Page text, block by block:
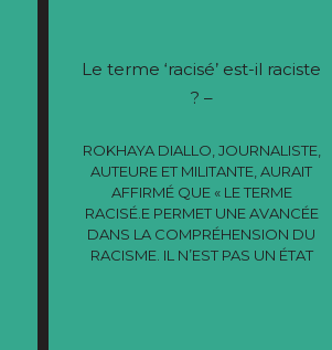
Le terme ‘racisé’ est-il raciste
? –
ROKHAYA DIALLO, JOURNALISTE,
AUTEURE ET MILITANTE, AURAIT
AFFIRMÉ QUE « LE TERME
RACISÉ.E PERMET UNE AVANCÉE
DANS LA COMPRÉHENSION DU
RACISME. IL N’EST PAS UN ÉTAT